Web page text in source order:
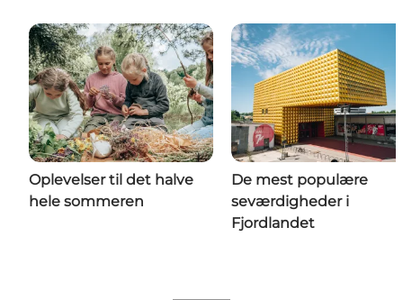
Oplevelser til det halve
hele sommeren
De mest populære
seværdigheder i
Fjordlandet